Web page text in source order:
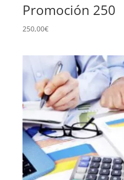
Promoción 250
250,00€